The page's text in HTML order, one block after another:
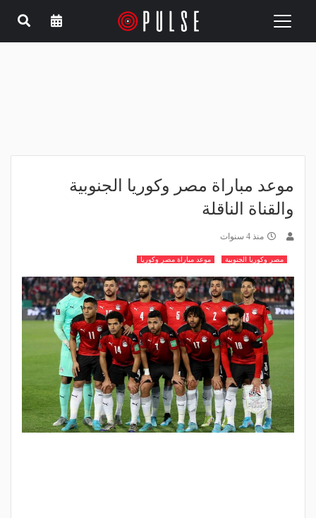
Toggle
موعد مباراة مصر وكوريا الجنوبية
والقناة الناقلة
منذ 4 سنوات
مصر وكوريا الجنوبية موعد مباراة مصر وكوريا